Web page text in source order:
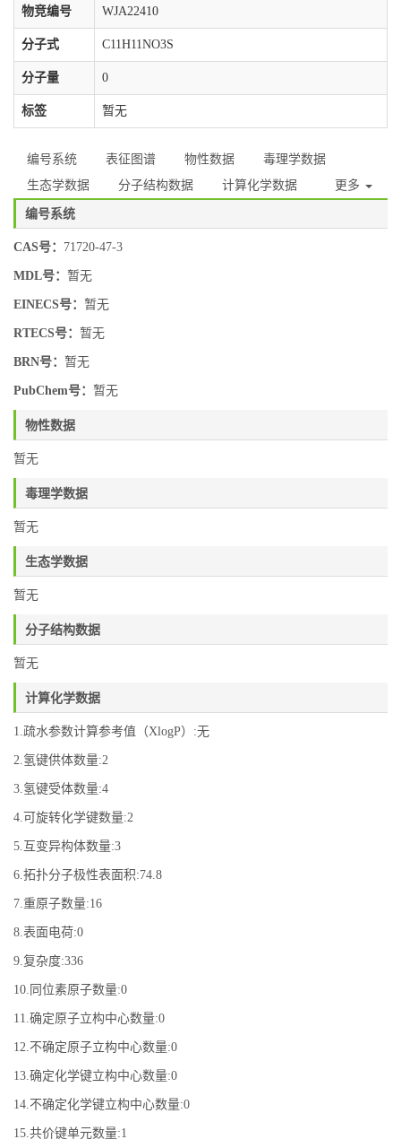
物竞编号 WJA22410
分子式 C11H11NO3S
分子量 0
标签 暂无
编号系统 表征图谱 物性数据
毒理学数据
生态学数据
分子结构数据 计算化学数据 更多
编号系统
CAS号： 71720-47-3
MDL号： 暂无
EINECS号： 暂无
RTECS号： 暂无
BRN号： 暂无
PubChem号： 暂无
物性数据
暂无
毒理学数据
暂无
生态学数据
暂无
分子结构数据
暂无
计算化学数据
1.疏水参数计算参考值（XlogP）:无
2.氢键供体数量:2
3.氢键受体数量:4
4.可旋转化学键数量:2
5.互变异构体数量:3
6.拓扑分子极性表面积:74.8
7.重原子数量:16
8.表面电荷:0
9.复杂度:336
10.同位素原子数量:0
11.确定原子立构中心数量:0
12.不确定原子立构中心数量:0
13.确定化学键立构中心数量:0
14.不确定化学键立构中心数量:0
15.共价键单元数量:1